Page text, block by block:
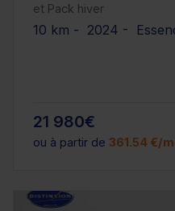
et Pack hiver
10 km - 2024 -
21 980€
ou à partir de 361.54 €/